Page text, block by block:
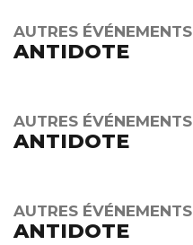
AUTRES ÉVÉNEMENTS
ANTIDOTE
AUTRES ÉVÉNEMENTS
ANTIDOTE
AUTRES ÉVÉNEMENTS
ANTIDOTE